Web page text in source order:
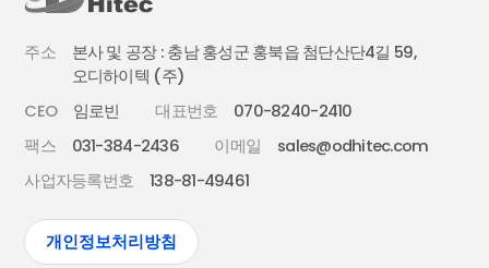
주소
본사 및 공장 : 충남 홍성군 홍북읍 첨단산단4길 59,
오디하이텍 (주)
CEO
임로빈 대표번호
070-8240-2410
팩스
031-384-2436 이메일
sales@odhitec.com
사업자등록번호
138-81-49461
개인정보처리방침